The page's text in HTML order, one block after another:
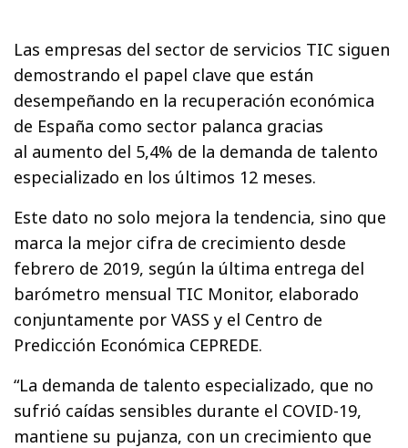
Las empresas del sector de servicios TIC siguen
demostrando el papel clave que están
desempeñando en la recuperación económica
de España como sector palanca gracias
al aumento del 5,4% de la demanda de talento
especializado en los últimos 12 meses.
Este dato no solo mejora la tendencia, sino que
marca la mejor cifra de crecimiento desde
febrero de 2019, según la última entrega del
barómetro mensual TIC Monitor, elaborado
conjuntamente por VASS y el Centro de
Predicción Económica CEPREDE.
“La demanda de talento especializado, que no
sufrió caídas sensibles durante el COVID-19,
mantiene su pujanza, con un crecimiento que